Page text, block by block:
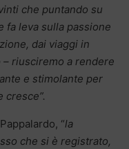
che puntando su
fa leva sulla passione
dai viaggi in
riusciremo a rendere
e stimolante per
cresce”.
“la
che si è registrato,